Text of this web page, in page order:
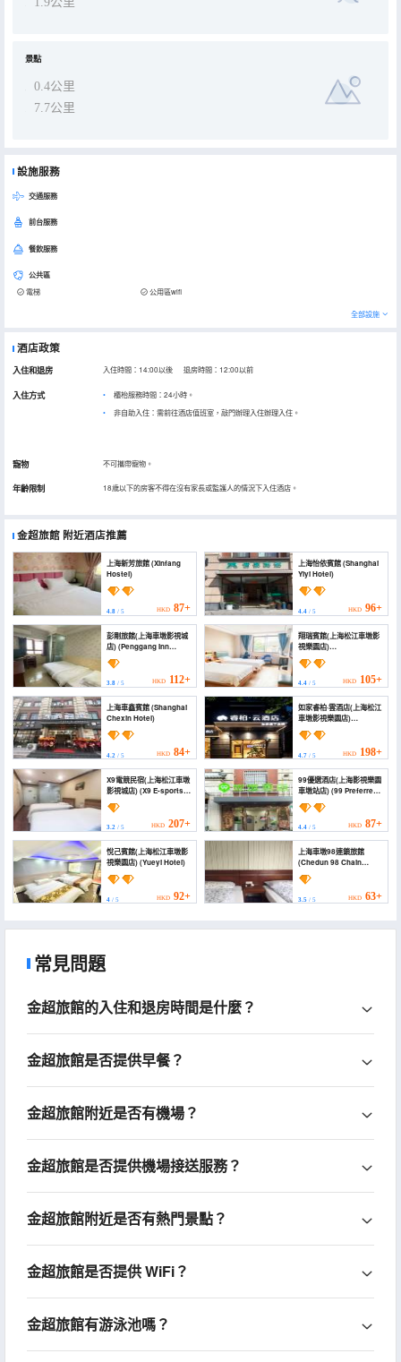
景點
0.4公里
7.7公里
設施服務
交通服務
前台服務
餐飲服務
公共區
電梯 公用區wifi
全部設施
酒店政策
入住和退房 入住時間：14:00以後 退房時間：12:00以前
入住方式
櫃枱服務時間：24小時。
非自助入住：需前往酒店值班室，敲門辦理入住辦理入住。
寵物 不可攜帶寵物。
年齡限制 18歲以下的房客不得在沒有家長或監護人的情況下入住酒店。
金超旅館 附近酒店推薦
上海新芳旅館 (Xinfang
Hostel)
4.8 / 5 HKD 87+
上海怡依賓館 (Shanghai
Yiyi Hotel)
4.4/ 5 HKD 96+
彭剛旅館(上海車墩影視城
店) (Penggang Inn
(Shanghai Chedun Film
Studio))
3.8 / 5 HKD 112+
翔瑞賓館(上海松江車墩影
視樂園店)
(Shanghaixiangrui
Hotel)
4.4/ 5 HKD 105+
上海車鑫賓館 (Shanghai
Chexin Hotel)
4.2 / 5 HKD 84+
如家睿柏·雲酒店(上海松江
車墩影視樂園店)
(Homeinn Ripple Yun
Hotel (Shanghai
Songjiang Chedun Film
and Television Park))
4.7/ 5 HKD 198+
X9電競民宿(上海松江車墩
影視城店) (X9 E-sports
Hotel (Shanghai
Songjiang Chedun Film
and Television City))
3.2 / 5 HKD 207+
99優選酒店(上海影視樂園
車墩站店) (99 Preferred
Hotel (Shanghai Film
Park Chedun Station
Branch))
4.4/ 5 HKD 87+
悅己賓館(上海松江車墩影
視樂園店) (Yueyi Hotel)
4 / 5 HKD 92+
上海車墩98連鎖旅館
(Chedun 98 Chain
Hostel)
3.5/ 5 HKD 63+
常見問題
金超旅館的入住和退房時間是什麼？
金超旅館是否提供早餐？
金超旅館附近是否有機場？
金超旅館是否提供機場接送服務？
金超旅館附近是否有熱門景點？
金超旅館是否提供 WiFi？
金超旅館有游泳池嗎？